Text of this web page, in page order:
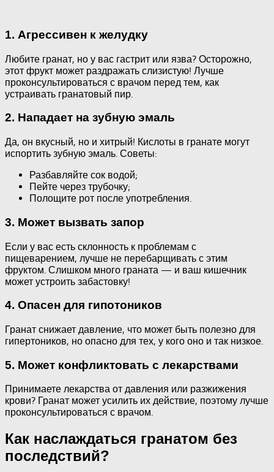
1. Агрессивен к желудку
Любите гранат, но у вас гастрит или язва? Осторожно,
этот фрукт может раздражать слизистую! Лучше
проконсультироваться с врачом перед тем, как
устраивать гранатовый пир.
2. Нападает на зубную эмаль
Да, он вкусный, но и хитрый! Кислоты в гранате могут
испортить зубную эмаль. Советы:
Разбавляйте сок водой;
Пейте через трубочку;
Полощите рот после употребления.
3. Может вызвать запор
Если у вас есть склонность к проблемам с
пищеварением, лучше не перебарщивать с этим
фруктом. Слишком много граната — и ваш кишечник
может устроить забастовку!
4. Опасен для гипотоников
Гранат снижает давление, что может быть полезно для
гипертоников, но опасно для тех, у кого оно и так низкое.
5. Может конфликтовать с лекарствами
Принимаете лекарства от давления или разжижения
крови? Гранат может усилить их действие, поэтому лучше
проконсультироваться с врачом.
Как наслаждаться гранатом без
последствий?